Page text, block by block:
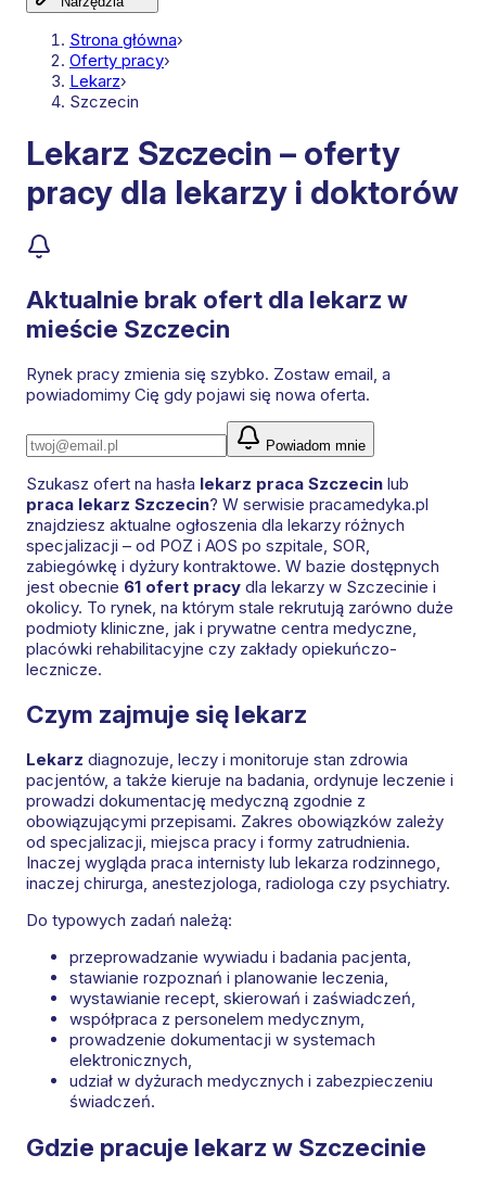
Strona główna›
Oferty pracy›
Lekarz›
Szczecin
Lekarz Szczecin – oferty
pracy dla lekarzy i doktorów
Aktualnie brak ofert dla lekarz w
mieście Szczecin
Rynek pracy zmienia się szybko. Zostaw email, a
powiadomimy Cię gdy pojawi się nowa oferta.
Powiadom mnie
Szukasz ofert na hasła lekarz praca Szczecin lub
praca lekarz Szczecin? W serwisie pracamedyka.pl
znajdziesz aktualne ogłoszenia dla lekarzy różnych
specjalizacji – od POZ i AOS po szpitale, SOR,
zabiegówkę i dyżury kontraktowe. W bazie dostępnych
jest obecnie 61 ofert pracy dla lekarzy w Szczecinie i
okolicy. To rynek, na którym stale rekrutują zarówno duże
podmioty kliniczne, jak i prywatne centra medyczne,
placówki rehabilitacyjne czy zakłady opiekuńczo-
lecznicze.
Czym zajmuje się lekarz
Lekarz diagnozuje, leczy i monitoruje stan zdrowia
pacjentów, a także kieruje na badania, ordynuje leczenie i
prowadzi dokumentację medyczną zgodnie z
obowiązującymi przepisami. Zakres obowiązków zależy
od specjalizacji, miejsca pracy i formy zatrudnienia.
Inaczej wygląda praca internisty lub lekarza rodzinnego,
inaczej chirurga, anestezjologa, radiologa czy psychiatry.
Do typowych zadań należą:
przeprowadzanie wywiadu i badania pacjenta,
stawianie rozpoznań i planowanie leczenia,
wystawianie recept, skierowań i zaświadczeń,
współpraca z personelem medycznym,
prowadzenie dokumentacji w systemach
elektronicznych,
udział w dyżurach medycznych i zabezpieczeniu
świadczeń.
Gdzie pracuje lekarz w Szczecinie